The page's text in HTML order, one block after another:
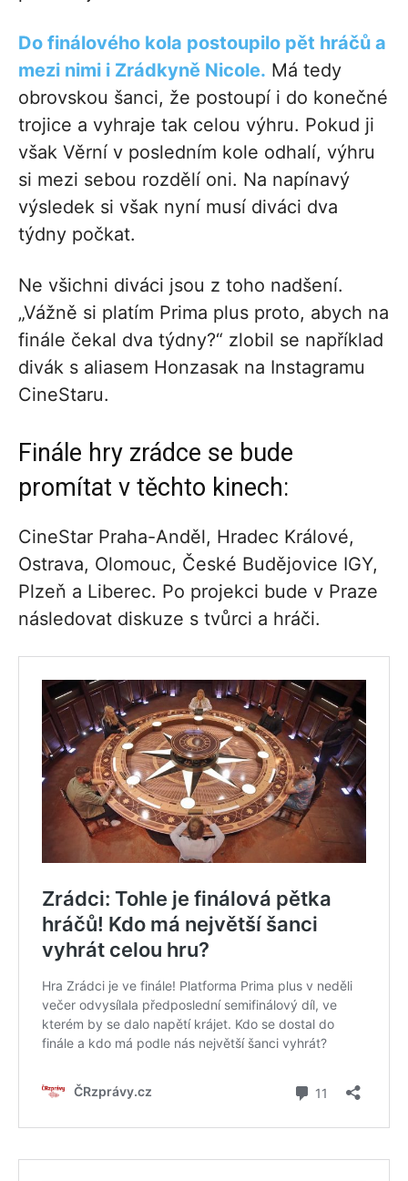
Do finálového kola postoupilo pět hráčů a
mezi nimi i Zrádkyně Nicole. Má tedy
obrovskou šanci, že postoupí i do konečné
trojice a vyhraje tak celou výhru. Pokud ji
však Věrní v posledním kole odhalí, výhru
si mezi sebou rozdělí oni. Na napínavý
výsledek si však nyní musí diváci dva
týdny počkat.
Ne všichni diváci jsou z toho nadšení.
„Vážně si platím Prima plus proto, abych na
finále čekal dva týdny?“ zlobil se například
divák s aliasem Honzasak na Instagramu
CineStaru.
Finále hry zrádce se bude
promítat v těchto kinech:
CineStar Praha-Anděl, Hradec Králové,
Ostrava, Olomouc, České Budějovice IGY,
Plzeň a Liberec. Po projekci bude v Praze
následovat diskuze s tvůrci a hráči.